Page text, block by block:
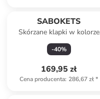
SABOKETS
Skórzane klapki w kolorze
khaki
-40%
169,95 zł
Cena producenta: 286,67 zł*